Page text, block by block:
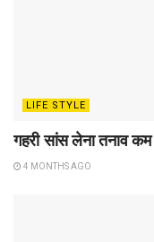
LIFE STYLE
गहरी सांस लेना तनाव
4 MONTHS AGO